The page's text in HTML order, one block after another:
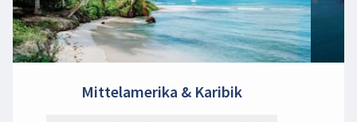
Mittelamerika & Karibik